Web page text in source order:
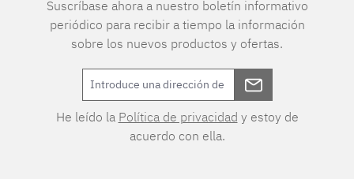
Suscríbase ahora a nuestro boletín informativo
periódico para recibir a tiempo la información
sobre los nuevos productos y ofertas.
He leído la Política de privacidad y estoy de
acuerdo con ella.